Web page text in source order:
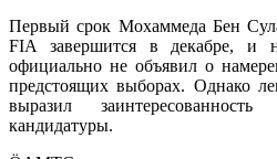
Первый срок Мохаммеда Бен
FIA завершится в декабре, и
официально не объявил о
предстоящих выборах. Однако
выразил
кандидатуры.